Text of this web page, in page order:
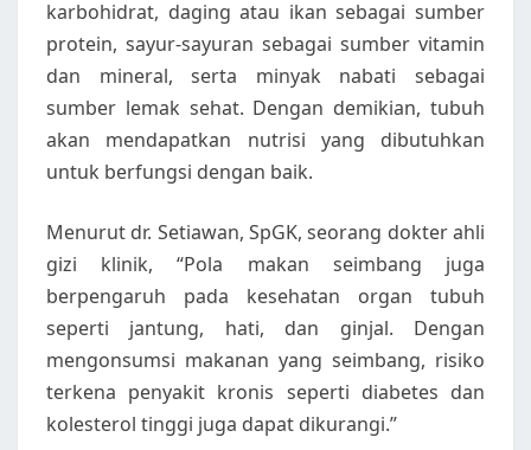
karbohidrat, daging atau ikan sebagai sumber
protein, sayur-sayuran sebagai sumber vitamin
dan mineral, serta minyak nabati sebagai
sumber lemak sehat. Dengan demikian, tubuh
akan mendapatkan nutrisi yang dibutuhkan
untuk berfungsi dengan baik.
Menurut dr. Setiawan, SpGK, seorang dokter ahli
gizi klinik, “Pola makan seimbang juga
berpengaruh pada kesehatan organ tubuh
seperti jantung, hati, dan ginjal. Dengan
mengonsumsi makanan yang seimbang, risiko
terkena penyakit kronis seperti diabetes dan
kolesterol tinggi juga dapat dikurangi.”